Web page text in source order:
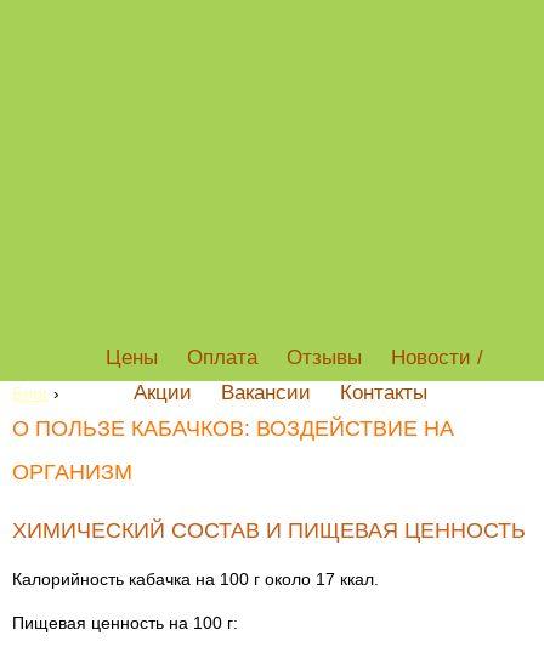
Цены Оплата Отзывы
Новости /
Акции
Вакансии Контакты
Блог ›
О ПОЛЬЗЕ КАБАЧКОВ: ВОЗДЕЙСТВИЕ НА
ОРГАНИЗМ
ХИМИЧЕСКИЙ СОСТАВ И ПИЩЕВАЯ ЦЕННОСТЬ
Калорийность кабачка на 100 г около 17 ккал.
Пищевая ценность на 100 г: